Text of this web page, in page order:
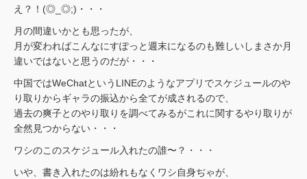
え？！(◎_◎;)・・・
月の間違いかとも思ったが、
月が変わればこんなにすぽっと週末になるのも難しいしまさか月
違いではないと思うのだが・・・
中国ではWeChatというLINEのようなアプリでスケジュールのや
り取りからギャラの振込から全てが成されるので、
過去の爽子とのやり取りを調べてみるがこれに関するやり取りが
全然見つからない・・・
ワシのこのスケジュール入れたの誰〜？・・・
いや、書き入れたのは紛れもなくワシ自身ぢゃが、